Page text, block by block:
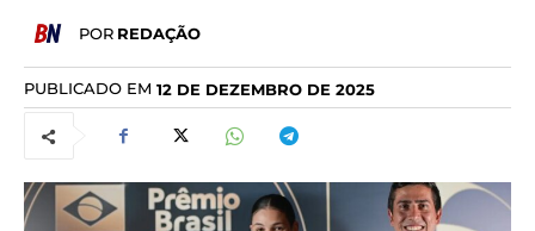
POR REDAÇÃO
PUBLICADO EM 12 DE DEZEMBRO DE 2025